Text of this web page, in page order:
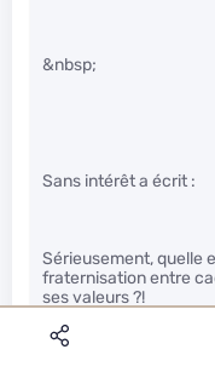
&nbsp;
Sans intérêt a écrit :
Sérieusement, quelle
fraternisation entre
ses valeurs ?!